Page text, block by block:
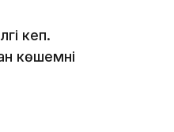
кеп.
көшемнің